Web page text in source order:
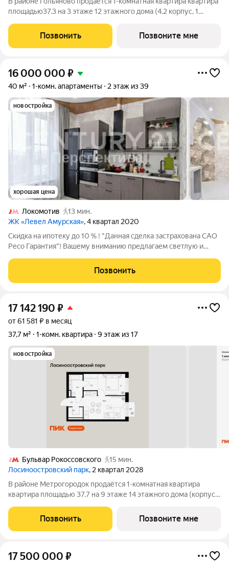
площадью37.3 на 3 этаже 12 этажного дома (4.2 корпус, 1
расположение 10 минут пешком до станции метро
«Черкизовская» и МЦК «Локомотив». 15 минут
Позвонить Позвоните мне
16 000 000 ₽
40 м² 1-комн. апартаменты 2 этаж из 39
новостройка
хорошая цена
Локомотив
13 мин.
ЖК «Левел Амурская», 4 квартал 2020
Скидка на ипотеку до 10 % ! "Данная сделка застрахована САО
Ресо Гарантия"! Вашему вниманию предлагаем светлую и
квартире выполнен дизайнерский ремонт , с использованием
качественных
Позвонить
17 142 190 ₽
от 61 581 ₽ в месяц
37,7 м²
1-комн. квартира 9 этаж из 17
новостройка
Бульвар Рокоссовского
15 мин.
Лосиноостровский парк, 2 квартал 2028
В районе Метрогородок продаётся 1-комнатная квартира
квартира площадью 37.7 на 9 этаже 14 этажного дома (корпус,
расположение 12 минут пешком до станции метро и МЦК
«Бульвар Рокоссовского». 3
Позвонить Позвоните мне
17 500 000 ₽